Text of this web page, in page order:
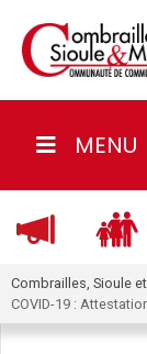
MENU
Combrailles, Sioule
COVID-19 :